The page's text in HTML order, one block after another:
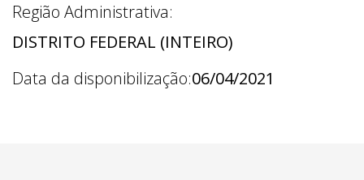
Região Administrativa:
DISTRITO FEDERAL (INTEIRO)
Data da disponibilização:06/04/2021